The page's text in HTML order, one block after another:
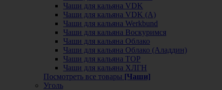
Чаши для кальяна VDK
Чаши для кальяна VDK (А)
Чаши для кальяна Werkbund
Чаши для кальяна Воскуримся
Чаши для кальяна Облако
Чаши для кальяна Облако (Аладдин)
Чаши для кальяна ТОР
Чаши для кальяна ХЛГН
Посмотреть все товары [Чаши]
Уголь